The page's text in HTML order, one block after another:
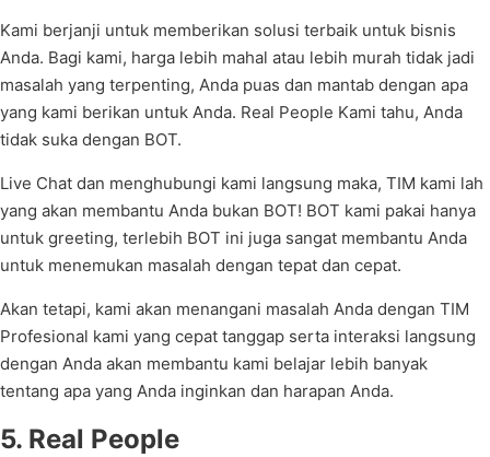
Kami berjanji untuk memberikan solusi terbaik untuk bisnis
Anda. Bagi kami, harga lebih mahal atau lebih murah tidak jadi
masalah yang terpenting, Anda puas dan mantab dengan apa
yang kami berikan untuk Anda. Real People Kami tahu, Anda
tidak suka dengan BOT.
Live Chat dan menghubungi kami langsung maka, TIM kami lah
yang akan membantu Anda bukan BOT! BOT kami pakai hanya
untuk greeting, terlebih BOT ini juga sangat membantu Anda
untuk menemukan masalah dengan tepat dan cepat.
Akan tetapi, kami akan menangani masalah Anda dengan TIM
Profesional kami yang cepat tanggap serta interaksi langsung
dengan Anda akan membantu kami belajar lebih banyak
tentang apa yang Anda inginkan dan harapan Anda.
5. Real People